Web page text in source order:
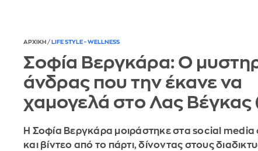
ΑΡΧΙΚΗ / LIFE STYLE - WELLNESS
Σοφία Βεργκάρα: O
άνδρας που την έκανε να
χαμογελά στο Λας
Η Σοφία Βεργκάρα μοιράστηκε στα social
και βίντεο από το πάρτι, δίνοντας στους